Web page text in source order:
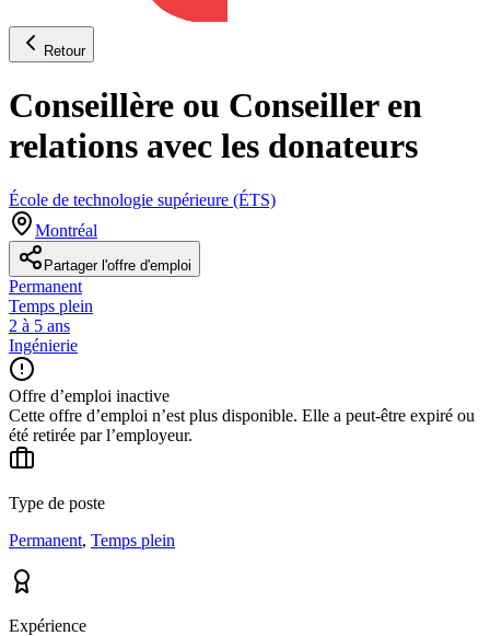
Retour
Conseillère ou Conseiller en
relations avec les donateurs
École de technologie supérieure (ÉTS)
Montréal
Partager l'offre d'emploi
Permanent
Temps plein
2 à 5 ans
Ingénierie
Offre d’emploi inactive
Cette offre d’emploi n’est plus disponible. Elle a peut-être expiré ou
été retirée par l’employeur.
Type de poste
Permanent, Temps plein
Expérience